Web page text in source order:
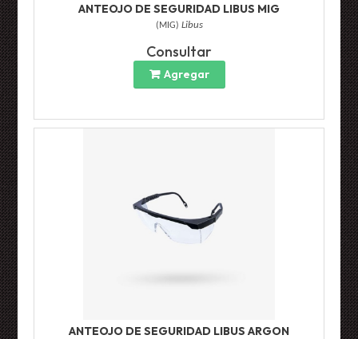
ANTEOJO DE SEGURIDAD LIBUS MIG
( MIG) Libus
Consultar
Agregar
ANTEOJO DE SEGURIDAD LIBUS ARGON